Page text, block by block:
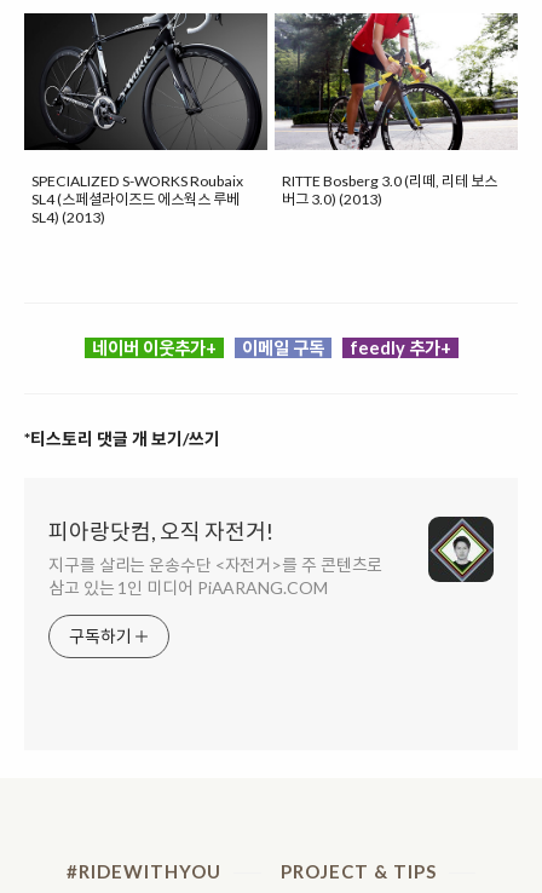
SPECIALIZED S-WORKS Roubaix
SL4 (스페셜라이즈드 에스웍스 루베
SL4) (2013)
RITTE Bosberg 3.0 (리떼, 리테 보스
버그 3.0) (2013)
네이버 이웃추가+ 이메일 구독 feedly 추가+
*티스토리 댓글 개 보기/쓰기
피아랑닷컴, 오직 자전거!
지구를 살리는 운송수단 <자전거>를 주 콘텐츠로
삼고 있는 1인 미디어 PiAARANG.COM
구독하기
#RIDEWITHYOU PROJECT & TIPS